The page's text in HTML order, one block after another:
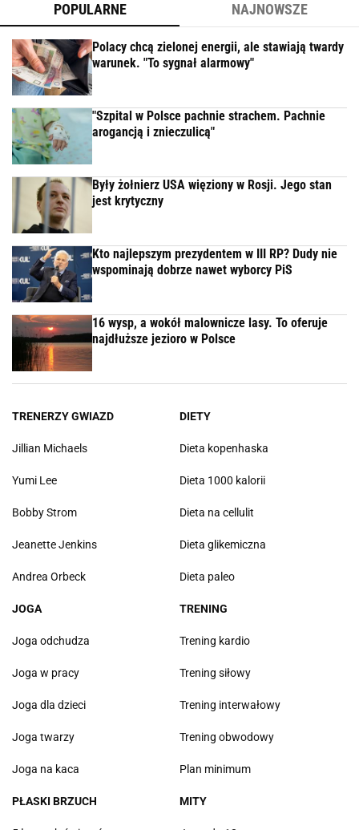
POPULARNE NAJNOWSZE
Polacy chcą zielonej energii, ale stawiają twardy
warunek. "To sygnał alarmowy"
"Szpital w Polsce pachnie strachem. Pachnie
arogancją i znieczulicą"
Były żołnierz USA więziony w Rosji. Jego stan
jest krytyczny
Kto najlepszym prezydentem w III RP? Dudy nie
wspominają dobrze nawet wyborcy PiS
16 wysp, a wokół malownicze lasy. To oferuje
najdłuższe jezioro w Polsce
TRENERZY GWIAZD
Jillian Michaels
Yumi Lee
Bobby Strom
Jeanette Jenkins
Andrea Orbeck
DIETY
Dieta kopenhaska
Dieta 1000 kalorii
Dieta na cellulit
Dieta glikemiczna
Dieta paleo
JOGA
Joga odchudza
Joga w pracy
Joga dla dzieci
Joga twarzy
Joga na kaca
TRENING
Trening kardio
Trening siłowy
Trening interwałowy
Trening obwodowy
Plan minimum
PŁASKI BRZUCH MITY